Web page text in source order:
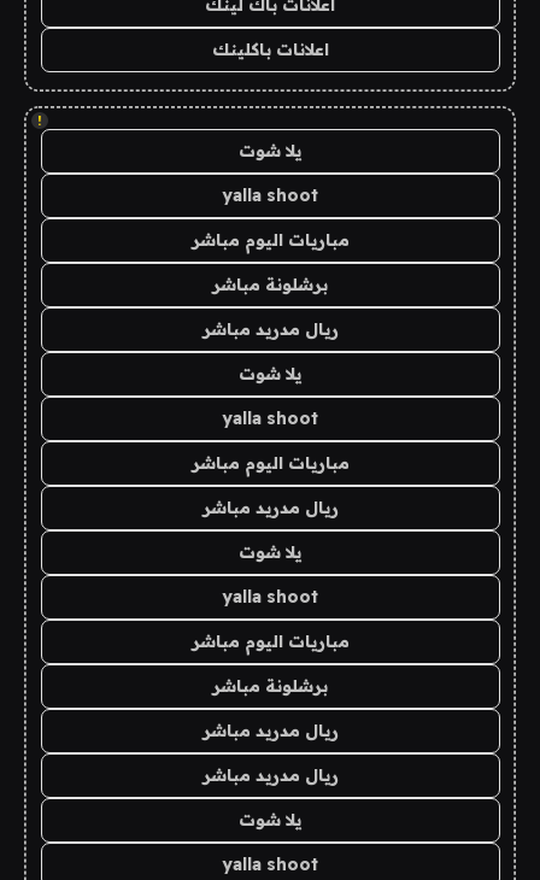
اعلانات باك لينك
اعلانات باكلينك
!
يلا شوت
yalla shoot
مباريات اليوم مباشر
برشلونة مباشر
ريال مدريد مباشر
يلا شوت
yalla shoot
مباريات اليوم مباشر
ريال مدريد مباشر
يلا شوت
yalla shoot
مباريات اليوم مباشر
برشلونة مباشر
ريال مدريد مباشر
ريال مدريد مباشر
يلا شوت
yalla shoot